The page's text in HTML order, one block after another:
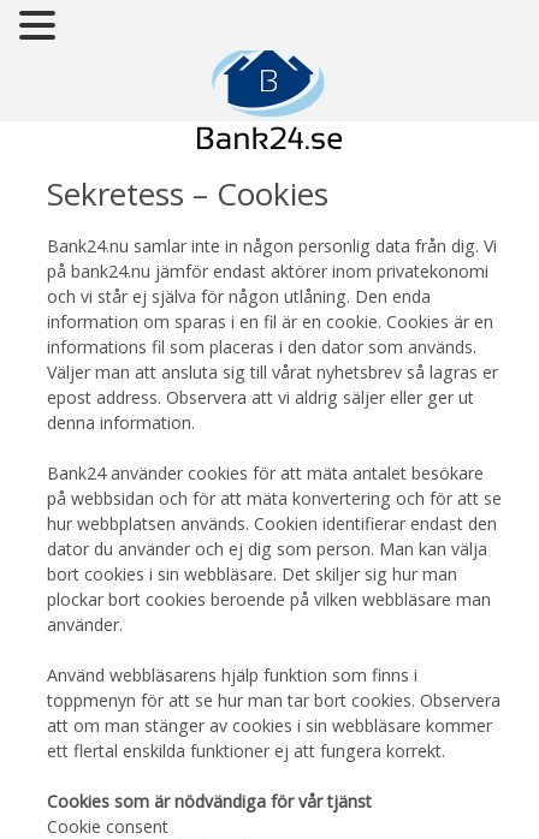
Sekretess – Cookies
Bank24.nu samlar inte in någon personlig data från dig. Vi
på bank24.nu jämför endast aktörer inom privatekonomi
och vi står ej själva för någon utlåning. Den enda
information om sparas i en fil är en cookie. Cookies är en
informations fil som placeras i den dator som används.
Väljer man att ansluta sig till vårat nyhetsbrev så lagras er
epost address. Observera att vi aldrig säljer eller ger ut
denna information.
Bank24 använder cookies för att mäta antalet besökare
på webbsidan och för att mäta konvertering och för att se
hur webbplatsen används. Cookien identifierar endast den
dator du använder och ej dig som person. Man kan välja
bort cookies i sin webbläsare. Det skiljer sig hur man
plockar bort cookies beroende på vilken webbläsare man
använder.
Använd webbläsarens hjälp funktion som finns i
toppmenyn för att se hur man tar bort cookies. Observera
att om man stänger av cookies i sin webbläsare kommer
ett flertal enskilda funktioner ej att fungera korrekt.
Cookies som är nödvändiga för vår tjänst
Cookie consent